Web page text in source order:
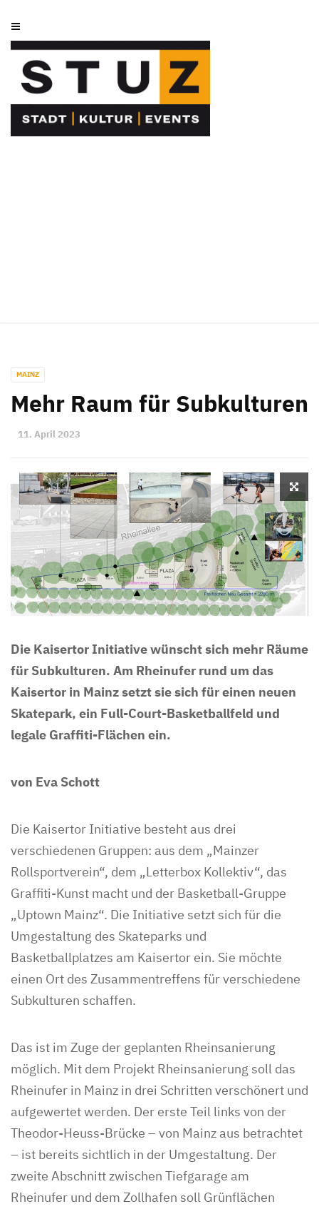
MAINZ
Mehr Raum für Subkulturen
11. April 2023
Die Kaisertor Initiative wünscht sich mehr Räume
für Subkulturen. Am Rheinufer rund um das
Kaisertor in Mainz setzt sie sich für einen neuen
Skatepark, ein Full-Court-Basketballfeld und
legale Graffiti-Flächen ein.
von Eva Schott
Die Kaisertor Initiative besteht aus drei
verschiedenen Gruppen: aus dem „Mainzer
Rollsportverein“, dem „Letterbox Kollektiv“, das
Graffiti-Kunst macht und der Basketball-Gruppe
„Uptown Mainz“. Die Initiative setzt sich für die
Umgestaltung des Skateparks und
Basketballplatzes am Kaisertor ein. Sie möchte
einen Ort des Zusammentreffens für verschiedene
Subkulturen schaffen.
Das ist im Zuge der geplanten Rheinsanierung
möglich. Mit dem Projekt Rheinsanierung soll das
Rheinufer in Mainz in drei Schritten verschönert und
aufgewertet werden. Der erste Teil links von der
Theodor-Heuss-Brücke – von Mainz aus betrachtet
– ist bereits sichtlich in der Umgestaltung. Der
zweite Abschnitt zwischen Tiefgarage am
Rheinufer und dem Zollhafen soll Grünflächen